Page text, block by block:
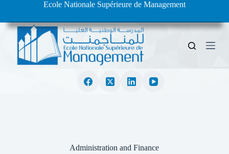
i
Ecole Nationale Supérieure de Management
Administration and Finance